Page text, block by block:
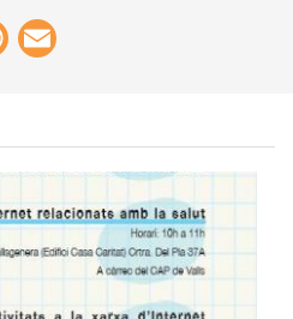
WhatsApp